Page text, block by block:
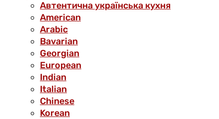
Автентична українська кухня
American
Arabic
Bavarian
Georgian
European
Indian
Italian
Chinese
Korean